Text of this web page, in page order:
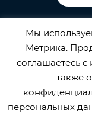
НОМЕР 77-22-
Мы
Метрика.
соглашаетесь
также
персональных